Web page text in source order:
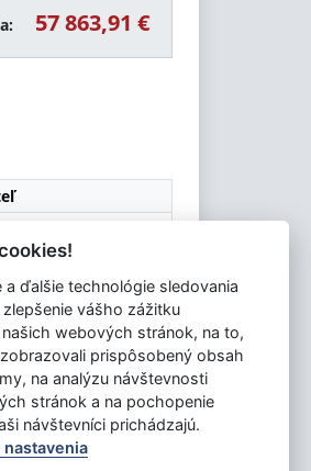
57 863,91 €
a ďalšie technológie sledovania
vášho zážitku
webových stránok, na to,
prispôsobený obsah
na analýzu návštevnosti
stránok a na pochopenie
návštevníci prichádzajú.